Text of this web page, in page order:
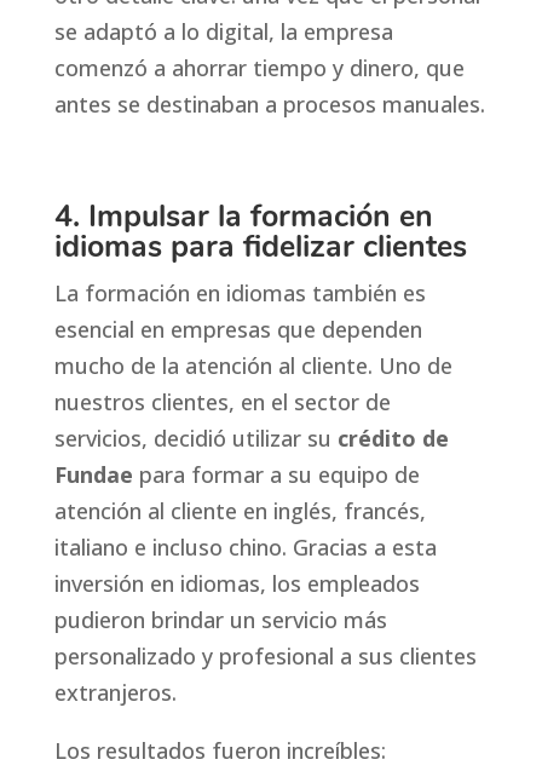
se adaptó a lo digital, la empresa
comenzó a ahorrar tiempo y dinero, que
antes se destinaban a procesos manuales.
4. Impulsar la formación en
idiomas para fidelizar clientes
La formación en idiomas también es
esencial en empresas que dependen
mucho de la atención al cliente. Uno de
nuestros clientes, en el sector de
servicios, decidió utilizar su crédito de
Fundae para formar a su equipo de
atención al cliente en inglés, francés,
italiano e incluso chino. Gracias a esta
inversión en idiomas, los empleados
pudieron brindar un servicio más
personalizado y profesional a sus clientes
extranjeros.
Los resultados fueron increíbles: